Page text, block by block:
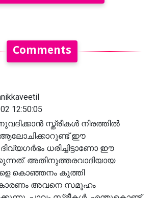
Comments
12:50:05
സ്ത്രീകൾ നിരത്തിൽ
ഈ
ധരിച്ചിട്ടാണോ ഈ
അതിനുത്തരവാദിയായ
കൊഞ്ഞനം കുത്തി
അവനെ സമൂഹം